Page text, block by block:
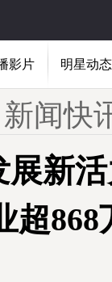
影片 明星动态
新闻快
新
超868